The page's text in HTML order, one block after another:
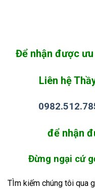
Để nhận được
Liên hệ
để nhận
Đừng ngại cứ
TÌm kiếm chúng tôi qua